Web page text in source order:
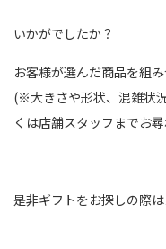
いかがでしたか？
お客様が選んだ商品を組
(※大きさや形状、混雑状
くは店舗スタッフまでお
是非ギフトをお探しの際